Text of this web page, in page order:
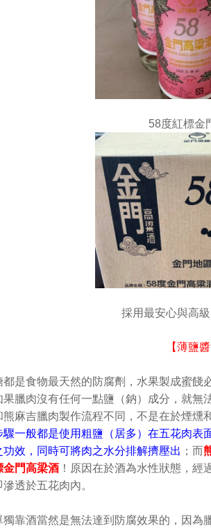
58度紅標金
採用最安心與高
【薄鹽醬
都是食物最天然的防腐劑，水果製成蜜餞
果臘肉沒有任何一點鹽（鈉）成分，就無
熊麻吉臘肉製作流程不同，不是在於煙燻
驟一般都是使用粗鹽（居多）在五花肉表
功效，同時可將肉之水分排解擠壓出 ；而
金門高梁酒 ！原因在於酒為水性狀態，
滲透於五花肉內。
獨靠酒當然是無法達到防腐效果的，因為